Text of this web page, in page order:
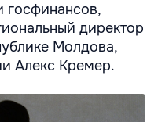
госфинансов,
директор
Молдова,
Алекс Кремер.